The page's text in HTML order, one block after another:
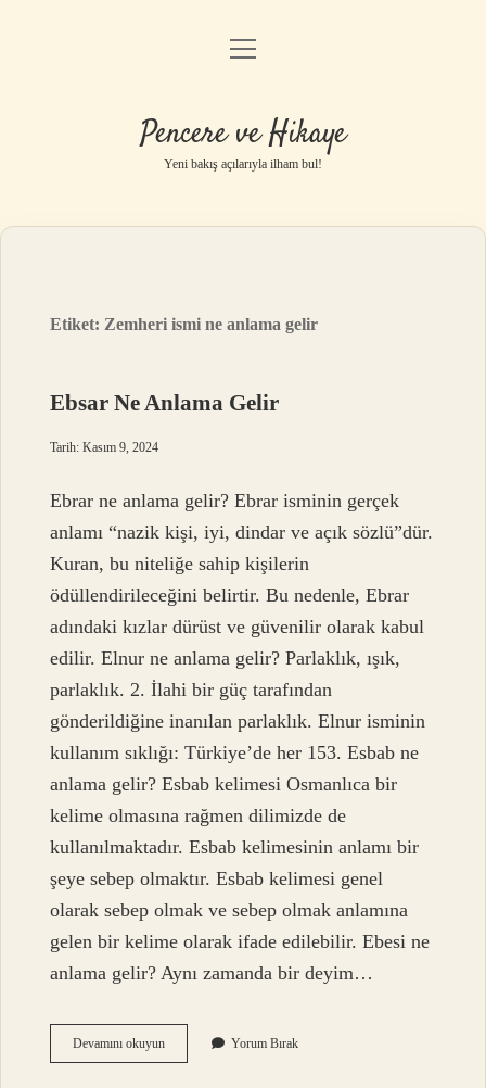
Anasayfa
Yasal Uyarı
menüyü
Pencere ve Hikaye
Yeni bakış açılarıyla ilham bul!
Etiket: Zemheri ismi ne anlama gelir
Ebsar Ne Anlama Gelir
Tarih: Kasım 9, 2024
Ebrar ne anlama gelir? Ebrar isminin gerçek
anlamı “nazik kişi, iyi, dindar ve açık sözlü”dür.
Kuran, bu niteliğe sahip kişilerin
ödüllendirileceğini belirtir. Bu nedenle, Ebrar
adındaki kızlar dürüst ve güvenilir olarak kabul
edilir. Elnur ne anlama gelir? Parlaklık, ışık,
parlaklık. 2. İlahi bir güç tarafından
gönderildiğine inanılan parlaklık. Elnur isminin
kullanım sıklığı: Türkiye’de her 153. Esbab ne
anlama gelir? Esbab kelimesi Osmanlıca bir
kelime olmasına rağmen dilimizde de
kullanılmaktadır. Esbab kelimesinin anlamı bir
şeye sebep olmaktır. Esbab kelimesi genel
olarak sebep olmak ve sebep olmak anlamına
gelen bir kelime olarak ifade edilebilir. Ebesi ne
anlama gelir? Aynı zamanda bir deyim…
Devamını okuyunEbsar
Ne
Yorum Bırak